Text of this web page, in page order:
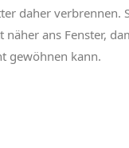
daher verbrennen.
näher ans Fenster,
gewöhnen kann.